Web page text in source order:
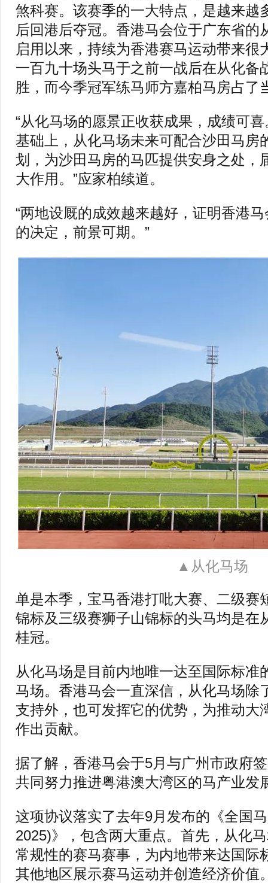
煞科赛。该赛季的一大特点，是越来越
后回港后夺冠。香港马会位于广东省的
启用以来，持续为香港赛马运动带来很
一百九十场头马于之前一战后在从化备
胜，而今季冠军练马师方嘉柏马房占了
“从化马场的愿景正收获成果，成绩可
基础上，从化马场未来可配合沙田马房
划，为沙田马房的马匹提供安身之处，
大作用。”应家柏续道。
“两地设厩的成效越来越好，证明香港
的决定，前景可期。”
▲从化马场
单是本季，宝马香港打吡大赛、二级赛
锦标及三级赛狮子山锦标的头马均是在
桂冠。
从化马场是目前内地唯一达至国际标准
马场。香港马会一直深信，从化马场除
支持外，也可发挥它的优势，为推动大
作出贡献。
据了解，香港马会于5月与广州市政府
共同努力推进粤港澳大湾区的马产业发
这项协议落实了去年9月发布的《全国
2025)》，包含两大重点。首先，从化
常规性的赛马赛事，为内地带来达国际
其他地区展示赛马运动并创造经济价值